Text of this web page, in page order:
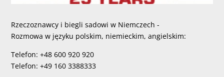
Rzeczoznawcy i biegli sadowi w Niemczech -
Rozmowa w języku polskim, niemieckim, angielskim:
Telefon: +48 600 920 920
Telefon: +49 160 3388333